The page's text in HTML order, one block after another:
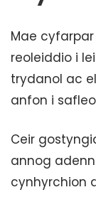
Mae
reoleiddio i
trydanol ac
anfon i
Ceir
annog
cynhyrchion